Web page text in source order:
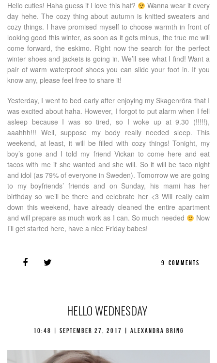
Hello cuties! Haha guess if I love this hat?
Wanna wear it every
day hehe. The cozy thing about autumn is knitted sweaters and
cozy things. I have promised myself to choose warmth in front of
looking good this winter, as soon as it gets minus, the true me will
come forward, the eskimo. Right now the search for the perfect
winter shoes and jackets is going in. We’ll see what I find! Want a
pair of warm waterproof shoes you can slide your foot in. If you
know any, please feel free to share it!
Yesterday, I went to bed early after enjoying my Skagenröra that I
was excited about haha. However, I forgot to put alarm when I fell
asleep because I was so tired, so I woke up at 9.30 (!!!!!),
aaahhh!!! Well, suppose my body really needed sleep. This
weekend, at least, it will be filled with cozy things! Tonight, my
boy’s gone and I told my friend Vickan to come here and eat
tacos with me if she wanted and she will. So it will be taco night
and idol (as 79% of everyone in Sweden). Tomorrow we are going
to my boyfriends’ friends and on Sunday, his mami has her
birthday so we’ll be there and celebrate her <3 Will really calm
down this weekend, have already cleaned the entire apartment
and will prepare as much work as I can. So much needed
Now
I’ll get started here, have a nice Friday babes!
9 COMMENTS
HELLO WEDNESDAY
10:48 | september 27, 2017 | Alexandra Bring